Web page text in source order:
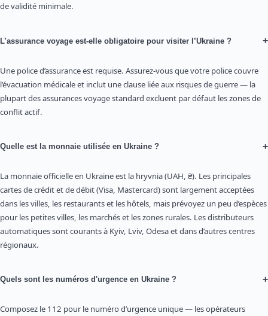
de validité minimale.
L’assurance voyage est-elle obligatoire pour visiter l’Ukraine ? +
Une police d’assurance est requise. Assurez-vous que votre police couvre
l’évacuation médicale et inclut une clause liée aux risques de guerre — la
plupart des assurances voyage standard excluent par défaut les zones de
conflit actif.
Quelle est la monnaie utilisée en Ukraine ? +
La monnaie officielle en Ukraine est la hryvnia (UAH, ₴). Les principales
cartes de crédit et de débit (Visa, Mastercard) sont largement acceptées
dans les villes, les restaurants et les hôtels, mais prévoyez un peu d’espèces
pour les petites villes, les marchés et les zones rurales. Les distributeurs
automatiques sont courants à Kyiv, Lviv, Odesa et dans d’autres centres
régionaux.
Quels sont les numéros d'urgence en Ukraine ? +
Composez le 112 pour le numéro d’urgence unique — les opérateurs